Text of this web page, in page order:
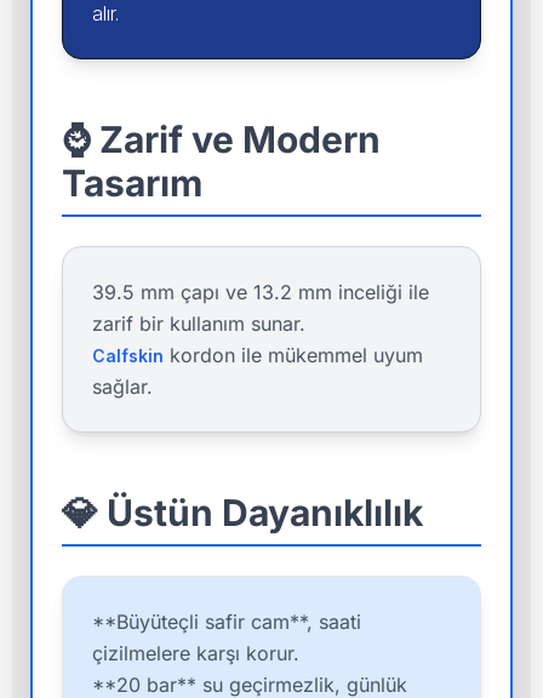
alır.
⌚ Zarif ve Modern
Tasarım
39.5 mm çapı ve 13.2 mm inceliği ile
zarif bir kullanım sunar.
Calfskin kordon ile mükemmel uyum
sağlar.
💎 Üstün Dayanıklılık
**Büyüteçli safir cam**, saati
çizilmelere karşı korur.
**20 bar** su geçirmezlik, günlük